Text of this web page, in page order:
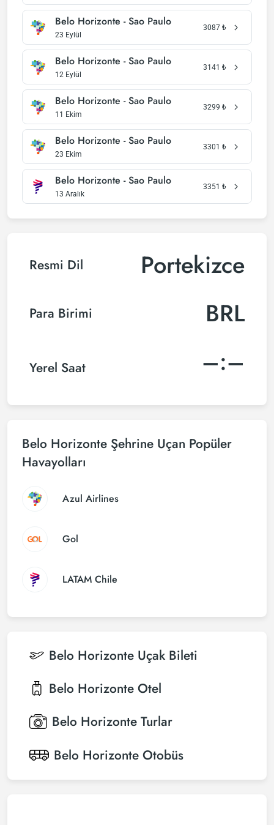
Belo Horizonte - Sao Paulo
23 Eylül
3087 ₺
Belo Horizonte - Sao Paulo
12 Eylül
3141 ₺
Belo Horizonte - Sao Paulo
11 Ekim
3299 ₺
Belo Horizonte - Sao Paulo
23 Ekim
3301 ₺
Belo Horizonte - Sao Paulo
13 Aralık
3351 ₺
Resmi Dil Portekizce
Para Birimi BRL
Yerel Saat –:–
Belo Horizonte Şehrine Uçan Popüler
Havayolları
Azul Airlines
Gol
LATAM Chile
Belo Horizonte Uçak Bileti
Belo Horizonte Otel
Belo Horizonte Turlar
Belo Horizonte Otobüs